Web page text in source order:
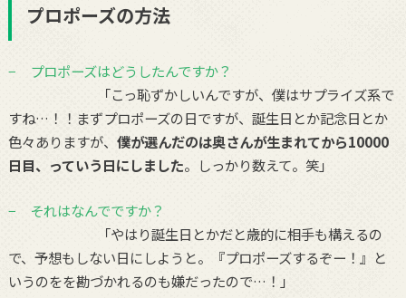
プロポーズの方法
− プロポーズはどうしたんですか？
「こっ恥ずかしいんですが、僕はサプライズ系で
すね…！！まずプロポーズの日ですが、誕生日とか記念日とか
色々ありますが、 僕が選んだのは奥さんが生まれてから10000
日目、っていう日にしました。しっかり数えて。笑」
− それはなんでですか？
「やはり誕生日とかだと歳的に相手も構えるの
で、予想もしない日にしようと。『プロポーズするぞー！』と
いうのをを勘づかれるのも嫌だったので…！」